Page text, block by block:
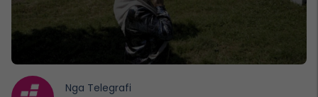
Nga Telegrafi